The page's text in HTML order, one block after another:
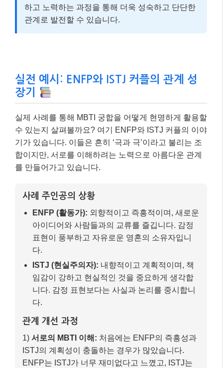
하고 노력하는 과정을 통해 더욱 성숙하고 단단한
관계로 발전할 수 있습니다.
실전 예시: ENFP와 ISTJ 커플의 관계 성
장기
실제 사례를 통해 MBTI 궁합을 어떻게 현명하게 활용할
수 있는지 살펴볼까요? 여기 ENFP와 ISTJ 커플의 이야
기가 있습니다. 이들은 흔히 ‘극과 극’이라고 불리는 조
합이지만, 서로를 이해하려는 노력으로 아름다운 관계
를 만들어가고 있습니다.
사례 주인공의 상황
ENFP (활동가): 외향적이고 즉흥적이며, 새로운
아이디어와 사람들과의 교류를 즐깁니다. 감정
표현이 풍부하고 자유로운 영혼의 소유자입니
다.
ISTJ (현실주의자): 내향적이고 계획적이며, 책
임감이 강하고 현실적인 것을 중요하게 생각합
니다. 감정 표현보다는 사실과 논리를 중시합니
다.
관계 개선 과정
1) 서로의 MBTI 이해: 처음에는 ENFP의 즉흥성과
ISTJ의 계획성이 충돌하는 경우가 많았습니다.
ENFP는 ISTJ가 너무 재미없다고 느꼈고, ISTJ는